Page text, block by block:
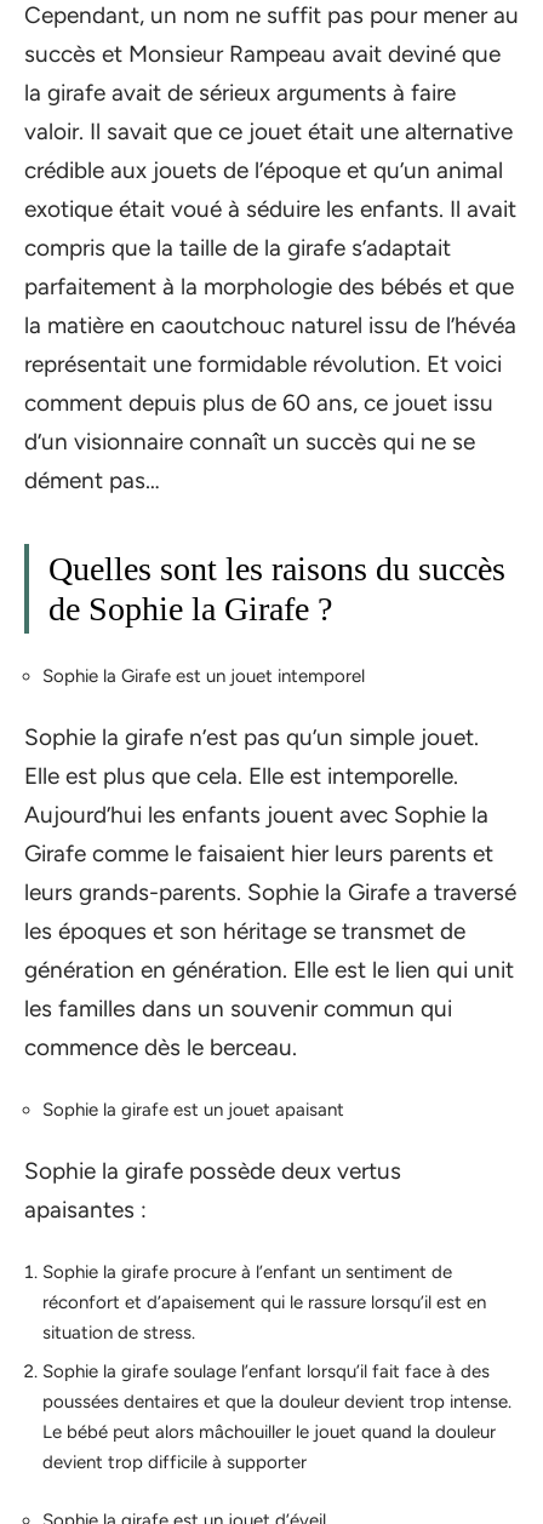
Cependant, un nom ne suffit pas pour mener au
succès et Monsieur Rampeau avait deviné que
la girafe avait de sérieux arguments à faire
valoir. Il savait que ce jouet était une alternative
crédible aux jouets de l’époque et qu’un animal
exotique était voué à séduire les enfants. Il avait
compris que la taille de la girafe s’adaptait
parfaitement à la morphologie des bébés et que
la matière en caoutchouc naturel issu de l’hévéa
représentait une formidable révolution. Et voici
comment depuis plus de 60 ans, ce jouet issu
d’un visionnaire connaît un succès qui ne se
dément pas…
Quelles sont les raisons du succès
de Sophie la Girafe ?
Sophie la Girafe est un jouet intemporel
Sophie la girafe n’est pas qu’un simple jouet.
Elle est plus que cela. Elle est intemporelle.
Aujourd’hui les enfants jouent avec Sophie la
Girafe comme le faisaient hier leurs parents et
leurs grands-parents. Sophie la Girafe a traversé
les époques et son héritage se transmet de
génération en génération. Elle est le lien qui unit
les familles dans un souvenir commun qui
commence dès le berceau.
Sophie la girafe est un jouet apaisant
Sophie la girafe possède deux vertus
apaisantes :
Sophie la girafe procure à l’enfant un sentiment de
réconfort et d’apaisement qui le rassure lorsqu’il est en
situation de stress.
Sophie la girafe soulage l’enfant lorsqu’il fait face à des
poussées dentaires et que la douleur devient trop intense.
Le bébé peut alors mâchouiller le jouet quand la douleur
devient trop difficile à supporter